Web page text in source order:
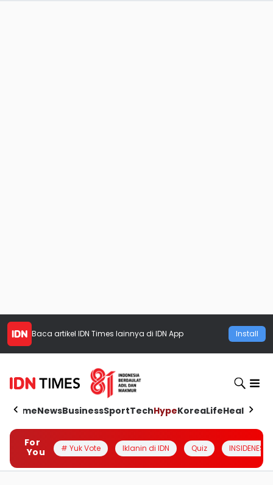
Baca artikel IDN Times lainnya di IDN App Install
HomeNewsBusinessSportTechHypeKoreaLifeHealth
For
You
# Yuk Vote Iklanin di IDN Quiz INSIDENESIA